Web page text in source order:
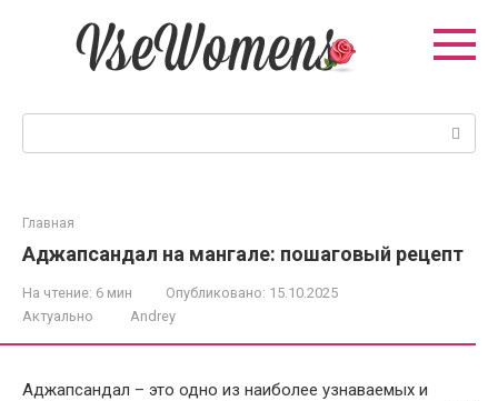
Главная
Аджапсандал на мангале: пошаговый рецепт
На чтение: 6 мин Опубликовано: 15.10.2025
Актуально
Andrey
Аджапсандал – это одно из наиболее узнаваемых и